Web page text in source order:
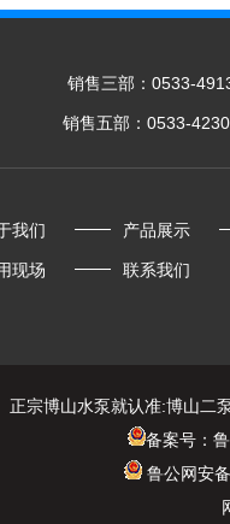
销售三部：0533-
销售五部：0533-
我们 产品展示
现场 联系我们
正宗博山水泵就认准:博山二
备案号：
鲁公网安